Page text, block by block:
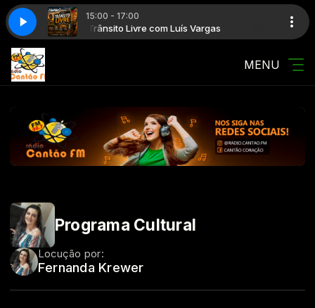
15:00 - 17:00
Vargas Trânsito Livre com Luís Vargas
MENU
Programa Cultural
Locução por:
Fernanda Krewer